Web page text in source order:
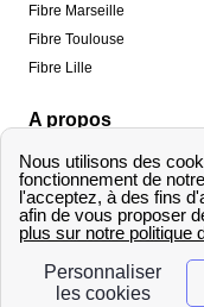
Fibre Marseille
Fibre Toulouse
Fibre Lille
A propos
Qui sommes-nous ?
Informations de contact
Méthodologie de
Copyright © fibre-
droits réservés